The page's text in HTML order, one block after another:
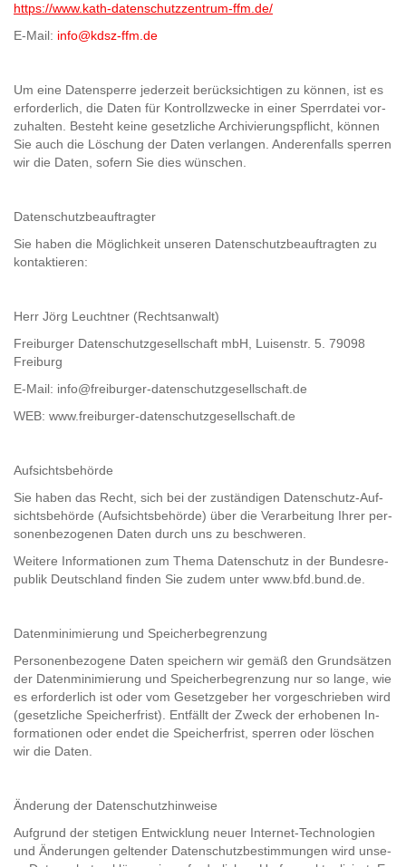
https://www.kath-​datenschutzzentrum-​ffm.de/
E-​Mail: info@kdsz-​ffm.de
Um eine Da­ten­sper­re je­der­zeit be­rück­sich­ti­gen zu kön­nen, ist es
er­for­der­lich, die Daten für Kon­troll­zwe­cke in einer Sperr­da­tei vor­
zu­hal­ten. Be­steht keine ge­setz­li­che Ar­chi­vie­rungs­pflicht, kön­nen
Sie auch die Lö­schung der Daten ver­lan­gen. An­de­ren­falls sper­ren
wir die Daten, so­fern Sie dies wün­schen.
Da­ten­schutz­be­auf­trag­ter
Sie haben die Mög­lich­keit un­se­ren Da­ten­schutz­be­auf­trag­ten zu
kon­tak­tie­ren:
Herr Jörg Leucht­ner (Rechts­an­walt)
Frei­bur­ger Da­ten­schutz­ge­sell­schaft mbH, Lui­sen­str. 5. 79098
Frei­burg
E-​Mail: info@freiburger-​​da­ten­schutz­ge­sell­schaft.de
WEB: www.freiburger-​​da­ten­schutz­ge­sell­schaft.de
Auf­sichts­be­hör­de
Sie haben das Recht, sich bei der zu­stän­di­gen Datenschutz-​​Auf­
sichts­be­hör­de (Auf­sichts­be­hör­de) über die Ver­ar­bei­tung Ihrer per­
so­nen­be­zo­ge­nen Daten durch uns zu be­schwe­ren.
Wei­te­re In­for­ma­tio­nen zum Thema Da­ten­schutz in der Bun­des­re­
pu­blik Deutsch­land fin­den Sie zudem unter www.bfd.bund.de.
Da­ten­mi­ni­mie­rung und Spei­cher­be­gren­zung
Per­so­nen­be­zo­ge­ne Daten spei­chern wir gemäß den Grund­sät­zen
der Da­ten­mi­ni­mie­rung und Spei­cher­be­gren­zung nur so lange, wie
es er­for­der­lich ist oder vom Ge­setz­ge­ber her vor­ge­schrie­ben wird
(ge­setz­li­che Spei­cher­frist). Ent­fällt der Zweck der er­ho­be­nen In­
for­ma­tio­nen oder endet die Spei­cher­frist, sper­ren oder lö­schen
wir die Daten.
Än­de­rung der Da­ten­schutz­hin­wei­se
Auf­grund der ste­ti­gen Ent­wick­lung neuer Internet-​​Tech­no­lo­gi­en
und Än­de­run­gen gel­ten­der Da­ten­schutz­be­stim­mun­gen wird un­se­